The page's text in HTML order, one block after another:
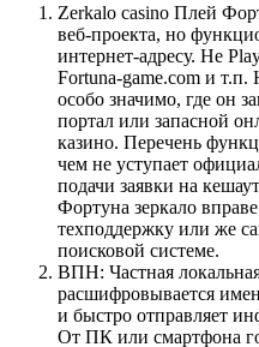
Zerkalo casino Плей
веб-проекта, но
интернет-адресу. Не
Fortuna-game.com и т.п.
особо значимо, где он
портал или запасной
казино. Перечень
чем не уступает
подачи заявки на
Фортуна зеркало
техподдержку или же
поисковой системе.
ВПН: Частная
расшифровывается
и быстро отправляет
От ПК или смартфона